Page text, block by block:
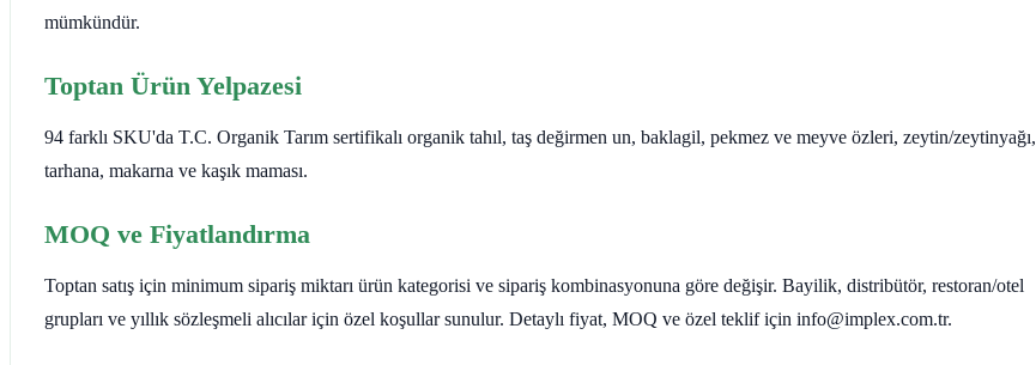
mümkündür.
Toptan Ürün Yelpazesi
94 farklı SKU'da T.C. Organik Tarım sertifikalı organik tahıl, taş değirmen un, baklagil, pekmez ve meyve özleri, zeytin/zeytinyağı,
tarhana, makarna ve kaşık maması.
MOQ ve Fiyatlandırma
Toptan satış için minimum sipariş miktarı ürün kategorisi ve sipariş kombinasyonuna göre değişir. Bayilik, distribütör, restoran/otel
grupları ve yıllık sözleşmeli alıcılar için özel koşullar sunulur. Detaylı fiyat, MOQ ve özel teklif için info@implex.com.tr.